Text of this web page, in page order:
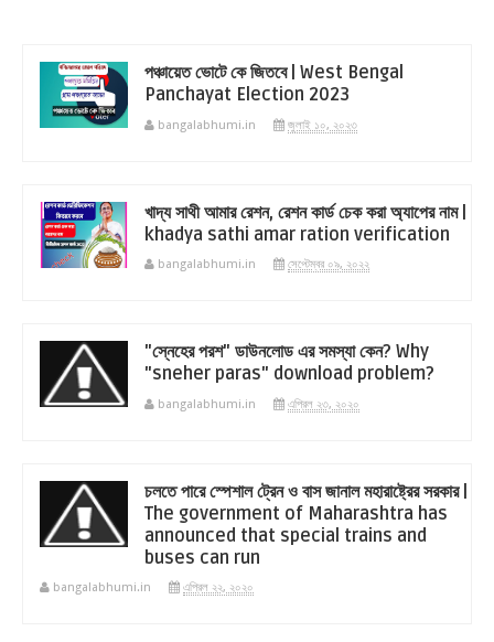
পঞ্চায়েত ভোটে কে জিতবে | West Bengal
Panchayat Election 2023
bangalabhumi.in জুলাই ১০, ২০২৩
খাদ্য সাথী আমার রেশন, রেশন কার্ড চেক করা অ্যাপের নাম |
khadya sathi amar ration verification
bangalabhumi.in সেপ্টেম্বর ০৯, ২০২২
"স্নেহের পরশ" ডাউনলোড এর সমস্যা কেন? Why
"sneher paras" download problem?
bangalabhumi.in এপ্রিল ২৩, ২০২০
চলতে পারে স্পেশাল ট্রেন ও বাস জানাল মহারাষ্ট্রের সরকার |
The government of Maharashtra has
announced that special trains and
buses can run
bangalabhumi.in এপ্রিল ২২, ২০২০